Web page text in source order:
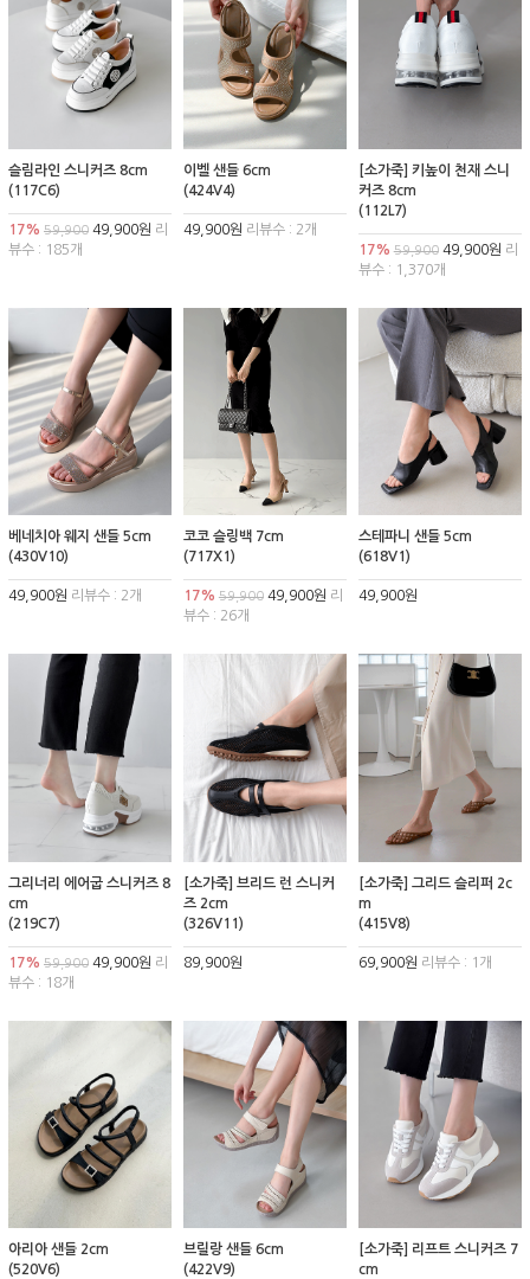
슬림라인 스니커즈 8cm
(117C6)
17% 59,900 49,900원 리
뷰수 : 185개
이벨 샌들 6cm
(424V4)
49,900원 리뷰수 : 2개
[소가죽] 키높이 천재 스니
커즈 8cm
(112L7)
17% 59,90049,900원 리
뷰수 : 1,370개
베네치아 웨지 샌들 5cm
(430V10)
49,900원 리뷰수 : 2개
코코 슬링백 7cm
(717X1)
17% 59,90049,900원 리
뷰수 : 26개
스테파니 샌들 5cm
(618V1)
49,900원
그리너리 에어굽 스니커즈 8
cm
(219C7)
17% 59,900 49,900원 리
뷰수 : 18개
[소가죽] 브리드 런 스니커
즈 2cm
(326V11)
89,900원
[소가죽] 그리드 슬리퍼 2c
m
(415V8)
69,900원 리뷰수 : 1개
아리아 샌들 2cm
(520V6)
브릴랑 샌들 6cm
(422V9)
[소가죽] 리프트 스니커즈 7
cm